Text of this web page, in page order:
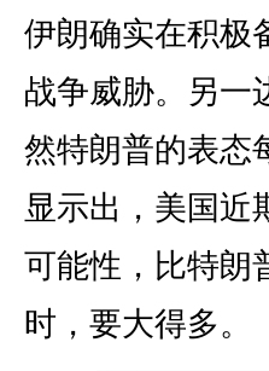
伊朗确实在积极
战争威胁。另一
然特朗普的表态
显示出，美国近
可能性，比特朗
时，要大得多。